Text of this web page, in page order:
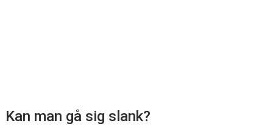
Kan man gå sig slank?